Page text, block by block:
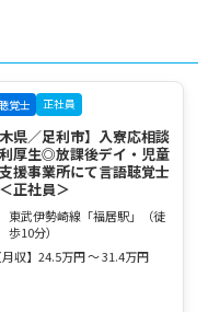
覚士 正社員
木県／足利市】入寮応相談
厚生◎放課後デイ・児童
援事業所にて言語聴覚士
正社員＞
東武伊勢崎線「福居駅」（徒
歩10分）
収】24.5万円 ～ 31.4万円